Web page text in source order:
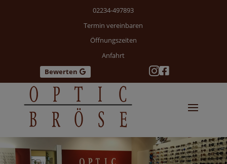
02234-497893
Termin vereinbaren
Öffnungszeiten
Anfahrt
Bewerten
 